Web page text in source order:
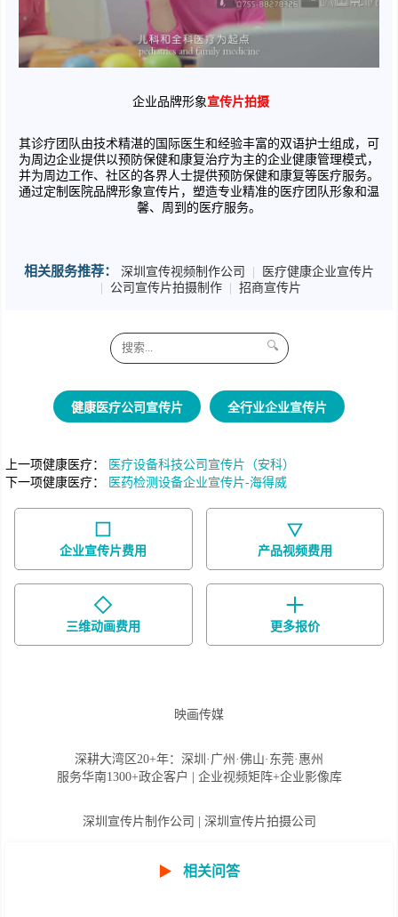
企业品牌形象 宣传片拍摄
其诊疗团队由技术精湛的国际医生和经验丰富的双语护士组成，可
为周边企业提供以预防保健和康复治疗为主的企业健康管理模式，
并为周边工作、社区的各界人士提供预防保健和康复等医疗服务。
通过定制医院品牌形象宣传片，塑造专业精准的医疗团队形象和温
馨、周到的医疗服务。
相关服务推荐： 深圳宣传视频制作公司
医疗健康企业宣传片
公司宣传片拍摄制作 招商宣传片
🔍
健康医疗公司宣传片 全行业企业宣传片
上一项健康医疗：
医疗设备科技公司宣传片（安科）
下一项健康医疗：
医药检测设备企业宣传片-海得威
企业宣传片费用 产品视频费用
三维动画费用 更多报价
映画传媒
深耕大湾区20+年：深圳·广州·佛山·东莞·惠州
服务华南1300+政企客户 | 企业视频矩阵+企业影像库
深圳宣传片制作公司 深圳宣传片拍摄公司
▶ 相关问答